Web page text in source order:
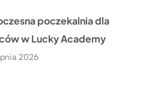
poczekalnia dla
w Lucky Academy
2026